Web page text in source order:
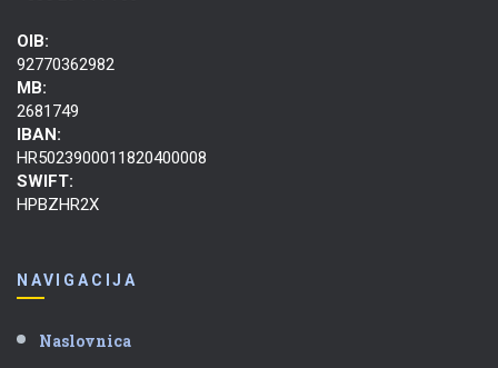
OIB:
92770362982
MB:
2681749
IBAN:
HR5023900011820400008
SWIFT:
HPBZHR2X
NAVIGACIJA
Naslovnica